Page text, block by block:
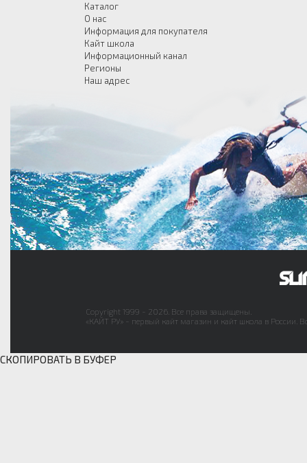
Каталог
О нас
Информация для покупателя
Кайт школа
Информационный канал
Регионы
Наш адрес
Copyright 1999 - 2026. Все права защищены.
«КАЙТ РУ» - первый кайт магазин и кайт школа в России.
СКОПИРОВАТЬ В БУФЕР